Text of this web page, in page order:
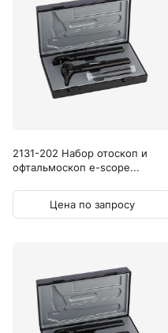
2131-202 Набор отоскоп и
офтальмоскоп e-scope...
Цена по запросу